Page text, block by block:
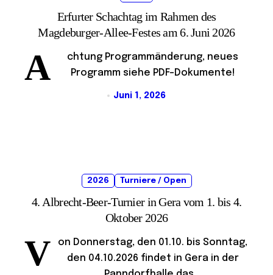
Erfurter Schachtag im Rahmen des
Magdeburger-Allee-Festes am 6. Juni 2026
A
chtung Programmänderung, neues
Programm siehe PDF-Dokumente!
Juni 1, 2026
2026 Turniere / Open
4. Albrecht-Beer-Turnier in Gera vom 1. bis 4.
Oktober 2026
V
on Donnerstag, den 01.10. bis Sonntag,
den 04.10.2026 findet in Gera in der